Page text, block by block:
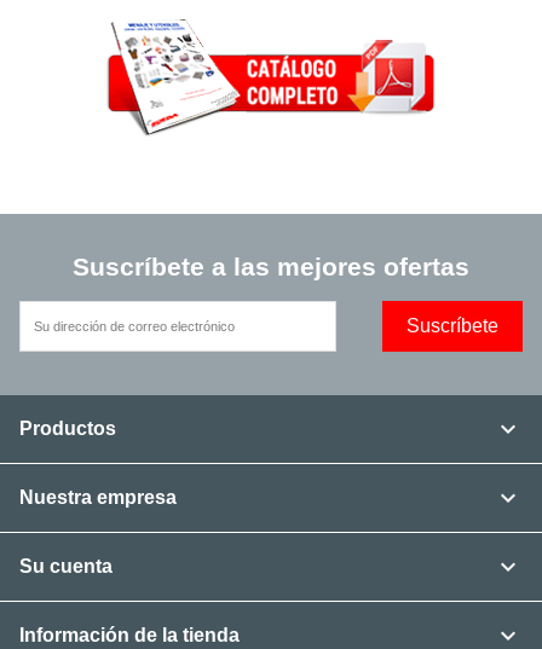
Suscríbete a las mejores ofertas
Productos 
Nuestra empresa 
Su cuenta 
Información de la tienda 